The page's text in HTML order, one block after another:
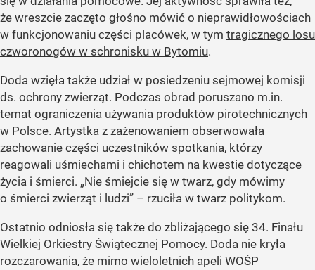
że wreszcie zaczęto głośno mówić o nieprawidłowościach
w funkcjonowaniu części placówek, w tym tragicznego losu
czworonogów w schronisku w Bytomiu.
Doda wzięła także udział w posiedzeniu sejmowej komisji
ds. ochrony zwierząt. Podczas obrad poruszano m.in.
temat ograniczenia używania produktów pirotechnicznych
w Polsce. Artystka z zażenowaniem obserwowała
zachowanie części uczestników spotkania, którzy
reagowali uśmiechami i chichotem na kwestie dotyczące
życia i śmierci. „Nie śmiejcie się w twarz, gdy mówimy
o śmierci zwierząt i ludzi” – rzuciła w twarz politykom.
Ostatnio odniosła się także do zbliżającego się 34. Finału
Wielkiej Orkiestry Świątecznej Pomocy. Doda nie kryła
rozczarowania, że mimo wieloletnich apeli WOŚP